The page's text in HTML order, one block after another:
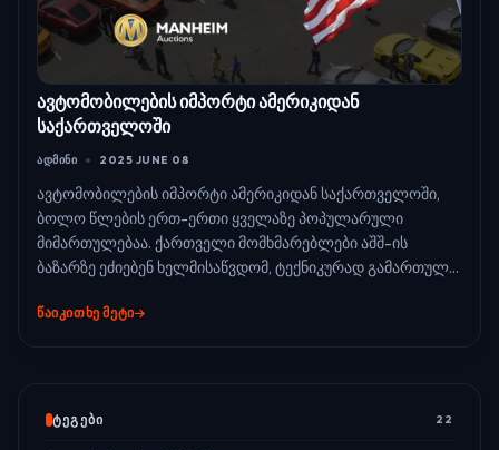
ავტომობილების იმპორტი ამერიკიდან
საქართველოში
ᲐᲓᲛᲘᲜᲘ 2025 JUNE 08
ავტომობილების იმპორტი ამერიკიდან საქართველოში,
ბოლო წლების ერთ-ერთი ყველაზე პოპულარული
მიმართულებაა. ქართველი მომხმარებლები აშშ-ის
ბაზარზე ეძიებენ ხელმისაწვდომ, ტექნიკურად გამართულ...
ᲬᲐᲘᲙᲘᲗᲮᲔ ᲛᲔᲢᲘ
ᲢᲔᲒᲔᲑᲘ 22